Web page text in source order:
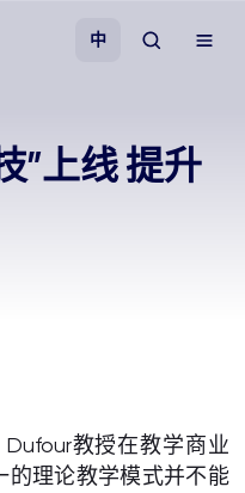
中
”上线 提升
教授在教学商业
的理论教学模式并不能